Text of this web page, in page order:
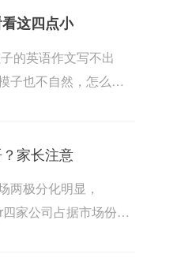
这四点小
的英语作文写不出
子也不自然，怎么办
家长注意
两极分化明显，
家公司占据市场份额